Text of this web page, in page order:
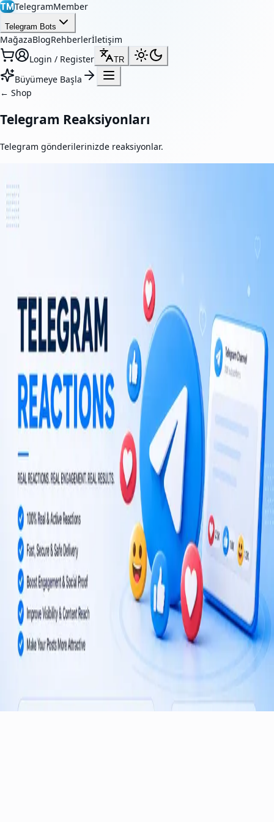
TMTelegramMember
Telegram Bots
MağazaBlogRehberlerİletişim
Login / Register
TR
Büyümeye Başla
← Shop
Telegram Reaksiyonları
Telegram gönderilerinizde reaksiyonlar.
Gerçek Telegram reaksiyonlarıyla gönderilerinizin etkileşimini
artırın. Hizmetimiz sosyal kanıtı güçlendirir, içerik görünürlüğünü
artırır ve gönderilerinizi daha çekici hale getirir.
TelegramMember
Üyeler, görüntülemeler, reaksiyonlar ve uzun vadeli kanal
büyümesi için Telegram büyüme hizmetleri.
TM, Telegram Messenger LLP ile bağlantılı değildir.
KEŞFET
ŞIRKET
BlogMağaza
Şartlar ve Koşullarİade Politikası
2026
Tüm hakları saklıdır.
Dünya çapındaki kanal ve gruplar için güvenilir Telegram büyüme
hizmetleri.